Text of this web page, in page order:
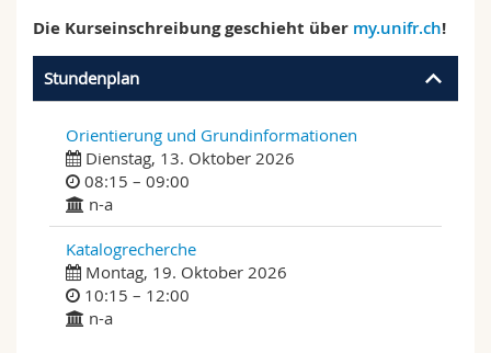
Die Kurseinschreibung geschieht über my.unifr.ch!
Stundenplan
Orientierung und Grundinformationen
Dienstag, 13. Oktober 2026
08:15 – 09:00
n-a
Katalogrecherche
Montag, 19. Oktober 2026
10:15 – 12:00
n-a